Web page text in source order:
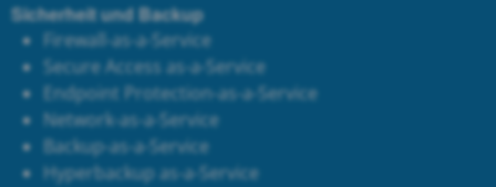
Sicherheit und Backup
Firewall-as-a-Service
Secure Access as-a-Service
Endpoint Protection-as-a-Service
Network-as-a-Service
Backup-as-a-Service
Hyperbackup as-a-Service